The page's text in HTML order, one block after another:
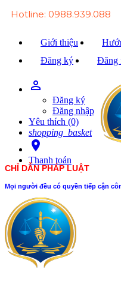
Hotline: 0988.939.088
Giới thiệu
Đăng ký
Đăng
person_outline
Đăng ký
Đăng nhập
Yêu thích (0)
shopping_basket
room
Thanh toán
CHỈ DẪN PHÁP LUẬT
Mọi người đều có quyền tiếp cận
Trang chủ
Văn bản Luật
Văn bản Đảng
Tài liệu
Hỏi - đáp
Trao đổi
Tin tức